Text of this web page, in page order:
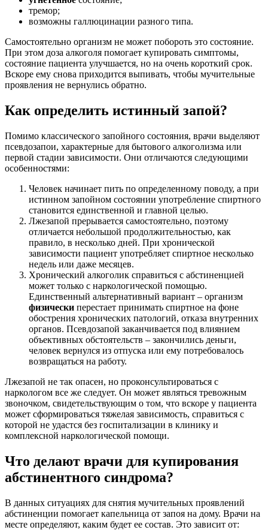
тремор;
возможны галлюцинации разного типа.
Самостоятельно организм не может побороть это состояние.
При этом доза алкоголя помогает купировать симптомы,
состояние пациента улучшается, но на очень короткий срок.
Вскоре ему снова приходится выпивать, чтобы мучительные
проявления не вернулись обратно.
Как определить истинный запой?
Помимо классического запойного состояния, врачи выделяют
псевдозапои, характерные для бытового алкоголизма или
первой стадии зависимости. Они отличаются следующими
особенностями:
Человек начинает пить по определенному поводу, а при
истинном запойном состоянии употребление спиртного
становится единственной и главной целью.
Лжезапой прерывается самостоятельно, поэтому
отличается небольшой продолжительностью, как
правило, в несколько дней. При хронической
зависимости пациент употребляет спиртное несколько
недель или даже месяцев.
Хронический алкоголик справиться с абстиненцией
может только с наркологической помощью.
Единственный альтернативный вариант – организм
физически перестает принимать спиртное на фоне
обострения хронических патологий, отказа внутренних
органов. Псевдозапой заканчивается под влиянием
объективных обстоятельств – закончились деньги,
человек вернулся из отпуска или ему потребовалось
возвращаться на работу.
Лжезапой не так опасен, но проконсультироваться с
наркологом все же следует. Он может являться тревожным
звоночком, свидетельствующим о том, что вскоре у пациента
может сформироваться тяжелая зависимость, справиться с
которой не удастся без госпитализации в клинику и
комплексной наркологической помощи.
Что делают врачи для купирования
абстинентного синдрома?
В данных ситуациях для снятия мучительных проявлений
абстиненции помогает капельница от запоя на дому. Врачи на
месте определяют, каким будет ее состав. Это зависит от: